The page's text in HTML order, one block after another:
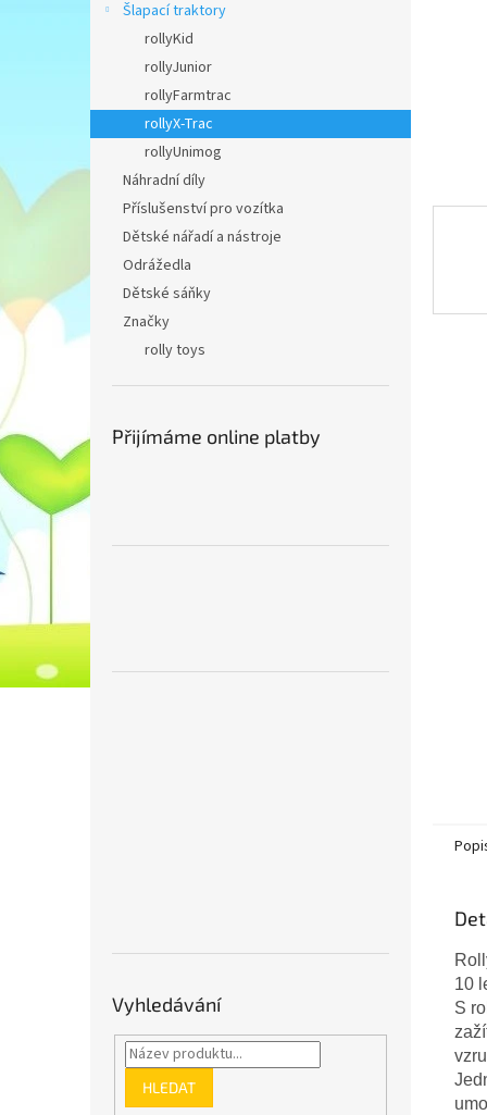
Šlapací traktory
rollyKid
rollyJunior
rollyFarmtrac
rollyX-Trac
rollyUnimog
Náhradní díly
Příslušenství pro vozítka
Dětské nářadí a nástroje
Odrážedla
Dětské sáňky
Značky
rolly toys
Přijímáme online platby
Vyhledávání
HLEDAT
10
S